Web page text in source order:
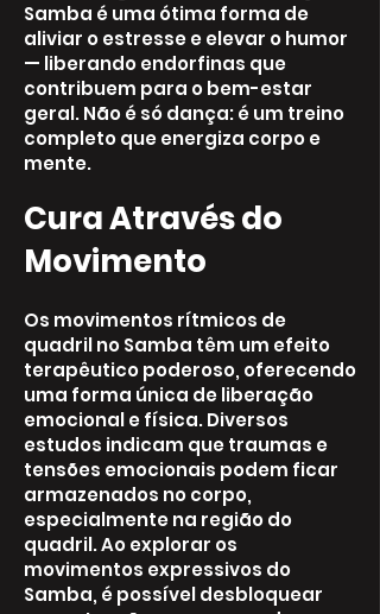
Samba é uma ótima forma de
aliviar o estresse e elevar o humor
— liberando endorfinas que
contribuem para o bem-estar
geral. Não é só dança: é um treino
completo que energiza corpo e
mente.
Cura Através do
Movimento
Os movimentos rítmicos de
quadril no Samba têm um efeito
terapêutico poderoso, oferecendo
uma forma única de liberação
emocional e física. Diversos
estudos indicam que traumas e
tensões emocionais podem ficar
armazenados no corpo,
especialmente na região do
quadril. Ao explorar os
movimentos expressivos do
Samba, é possível desbloquear